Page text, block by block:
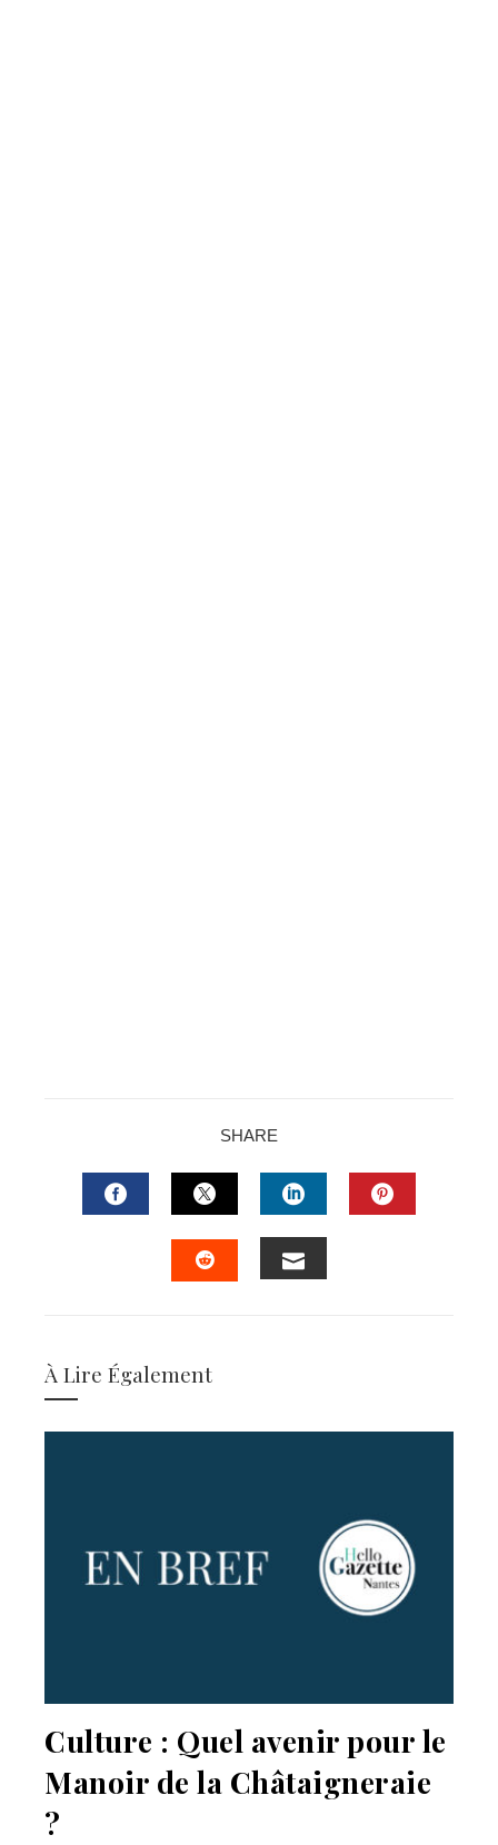
SHARE
FACEBOOKTWITTERLINKEDIN
À Lire Également
Culture : Quel avenir pour le
Manoir de la Châtaigneraie
?